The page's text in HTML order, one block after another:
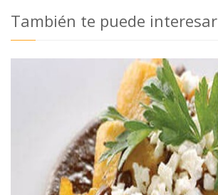
También te puede interesar